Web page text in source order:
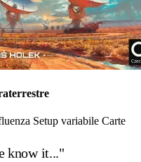
Setup variabile Carte
know it..."